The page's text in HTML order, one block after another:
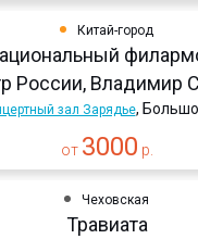
Китай-город
России, Владимир
зал Зарядье,
от 3000 р.
Чеховская
Травиата